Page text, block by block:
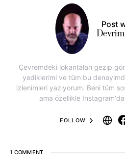
Post
Çevremdeki lokantaları gezip
yediklerimi ve tüm bu
izlenimleri yazıyorum. Beni tüm
ama özellikle
FOLLOW
1 COMMENT